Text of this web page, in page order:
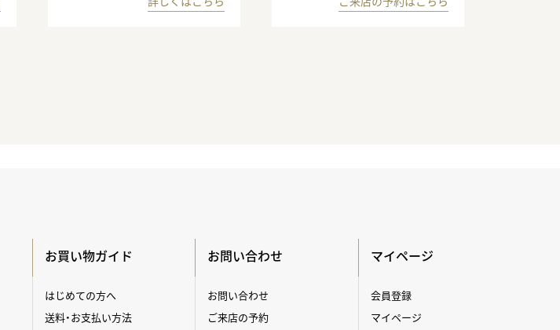
お買い物ガイド
はじめての方へ
送料・お支払い方法
お問い合わせ
お問い合わせ
ご来店の予約
マイページ
会員登録
マイページ